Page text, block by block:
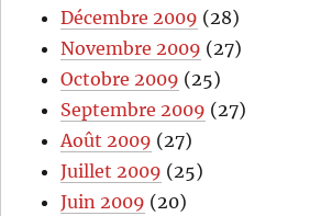
Décembre 2009 (28)
Novembre 2009 (27)
Octobre 2009 (25)
Septembre 2009 (27)
Août 2009 (27)
Juillet 2009 (25)
Juin 2009 (20)